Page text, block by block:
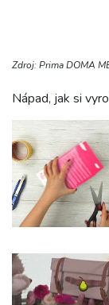
Zdroj: Prima DOMA
Nápad, jak si